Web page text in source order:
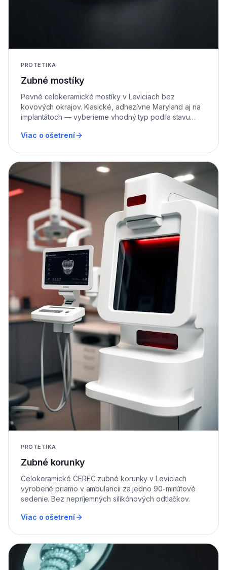
PROTETIKA
Zubné mostíky
Pevné celokeramické mostíky v Leviciach bez
kovových okrajov. Klasické, adhezívne Maryland aj na
implantátoch — vyberieme vhodný typ podľa stavu
Viac o ošetrení
PROTETIKA
Zubné korunky
Celokeramické CEREC zubné korunky v Leviciach
vyrobené priamo v ambulancii za jedno 90-minútové
sedenie. Bez nepríjemných silikónových odtlačkov.
Viac o ošetrení